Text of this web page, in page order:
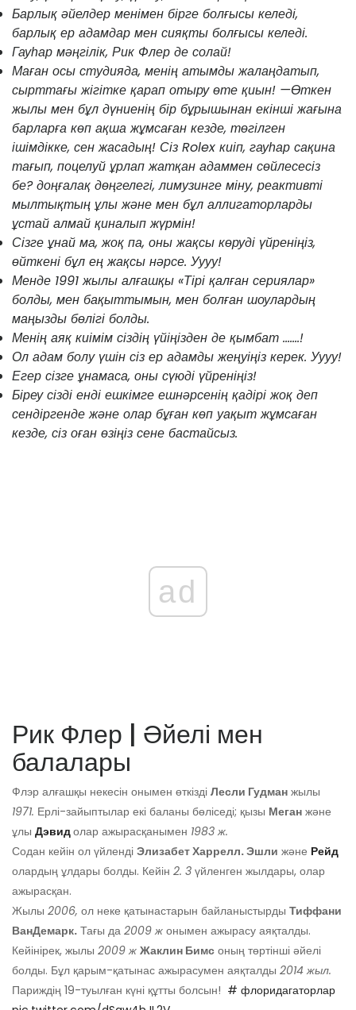
Барлық әйелдер менімен бірге болғысы келеді,
барлық ер адамдар мен сияқты болғысы келеді.
Гауһар мәңгілік, Рик Флер де солай!
Маған осы студияда, менің атымды жалаңдатып,
сырттағы жігітке қарап отыру өте қиын! —Өткен
жылы мен бұл дүниенің бір бұрышынан екінші жағына
барларға көп ақша жұмсаған кезде, төгілген
ішімдікке, сен жасадың! Сіз Rolex киіп, гауһар сақина
тағып, поцелуй ұрлап жатқан адаммен сөйлесесіз
бе? доңғалақ дөңгелегі, лимузинге міну, реактивті
мылтықтың ұлы және мен бұл аллигаторларды
ұстай алмай қиналып жүрмін!
Сізге ұнай ма, жоқ па, оны жақсы көруді үйреніңіз,
өйткені бұл ең жақсы нәрсе. Уууу!
Менде 1991 жылы алғашқы «Тірі қалған сериялар»
болды, мен бақыттымын, мен болған шоулардың
маңызды бөлігі болды.
Менің аяқ киімім сіздің үйіңізден де қымбат .......!
Ол адам болу үшін сіз ер адамды жеңуіңіз керек. Уууу!
Егер сізге ұнамаса, оны сүюді үйреніңіз!
Біреу сізді енді ешкімге ешнәрсенің қадірі жоқ деп
сендіргенде және олар бұған көп уақыт жұмсаған
кезде, сіз оған өзіңіз сене бастайсыз.
ad
Рик Флер | Әйелі мен
балалары
Флэр алғашқы некесін онымен өткізді Лесли Гудман жылы
1971. Ерлі-зайыптылар екі баланы бөліседі; қызы Меган және
ұлы Дэвидолар ажырасқанымен 1983 ж.
Содан кейін ол үйленді Элизабет Харрелл. Эшли және Рейд
олардың ұлдары болды. Кейін 2. 3 үйленген жылдары, олар
ажырасқан.
Жылы 2006, ол неке қатынастарын байланыстырды Тиффани
ВанДемарк. Тағы да 2009 ж онымен ажырасу аяқталды.
Кейінірек, жылы 2009 ж Жаклин Бимс оның төртінші әйелі
болды. Бұл қарым-қатынас ажырасумен аяқталды 2014 жыл.
Париждің 19-туылған күні құтты болсын! ️ # флоридагаторлар